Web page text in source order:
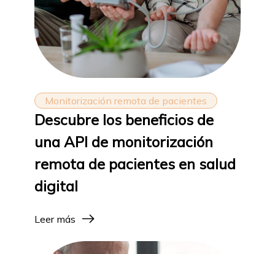
Monitorización remota de pacientes
Descubre los beneficios de
una API de monitorización
remota de pacientes en salud
digital
Leer más